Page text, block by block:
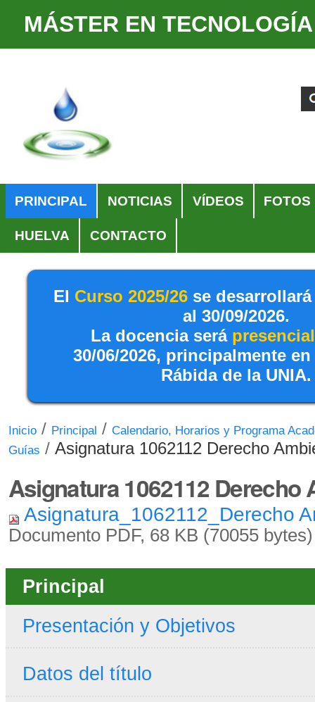
MÁSTER EN
contenido.
Saltar
Búsqueda
Avanzada…
PRINCIPAL NOTICIAS VÍDEOS FOTOS
HUELVA CONTACTO
El Curso 2025/26 se desarrollará
al 30/09/2026.
La docencia será presencial
30/06/2026, principalmente
Rábida de la UNIA.
Inicio / Principal / Calendario, Horarios y Programa
Guías / Asignatura 1062112 Derecho
Asignatura 1062112 Derecho
Asignatura_1062112_Derecho
Documento PDF, 68 KB (70055 bytes)
Principal
Presentación y Objetivos
Datos del título